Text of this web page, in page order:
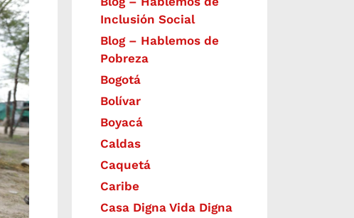
Inclusión Social
Blog – Hablemos de
Pobreza
Bogotá
Bolívar
Boyacá
Caldas
Caquetá
Caribe
Casa Digna Vida Digna